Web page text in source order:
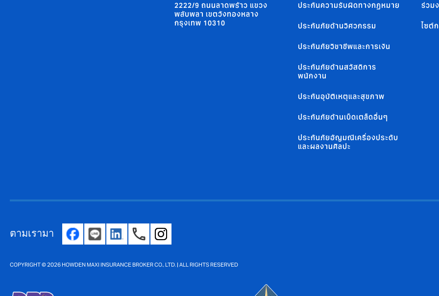
2222/9 ถนนลาดพร้าว แขวง
พลับพลา เขตวังทองหลาง
กรุงเทพ 10310
ประกันความรับผิดทางกฏหมาย
ประกันภัยด้านวิศวกรรม
ประกันภัยวิชาชีพและการเงิน
ประกันภัยด้านสวัสดิการ
พนักงาน
ประกันอุบัติเหตุและสุขภาพ
ประกันภัยด้านเบ็ดเตล็ดอื่นๆ
ประกันภัยอัญมณีเครื่องประดับ
และผลงานศิลปะ
ร่วม
ไซต์
ตามเรามา
COPYRIGHT © 2026 HOWDEN MAXI INSURANCE BROKER CO., LTD. | ALL RIGHTS RESERVED